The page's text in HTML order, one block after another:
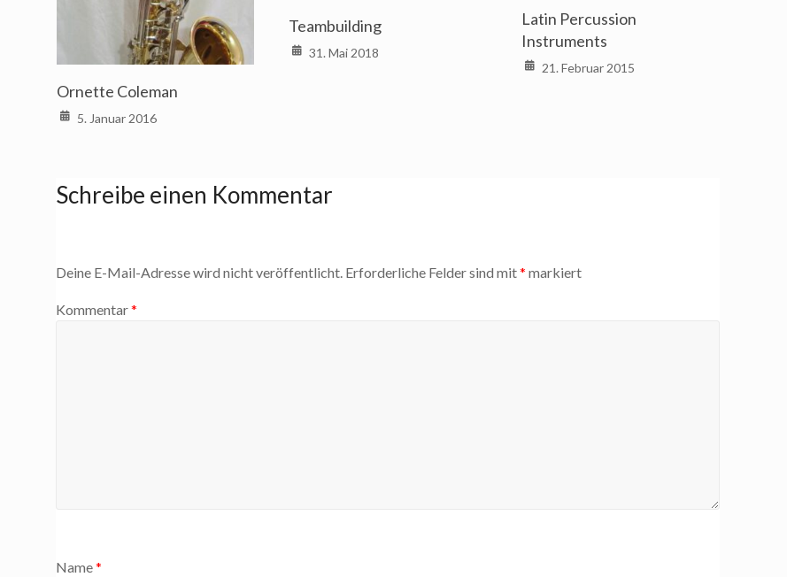
Ornette Coleman
5. Januar 2016
Teambuilding
31. Mai 2018
Latin Percussion
Instruments
21. Februar 2015
Schreibe einen Kommentar
Deine E-Mail-Adresse wird nicht veröffentlicht. Erforderliche Felder sind mit* markiert
Kommentar*
Name*